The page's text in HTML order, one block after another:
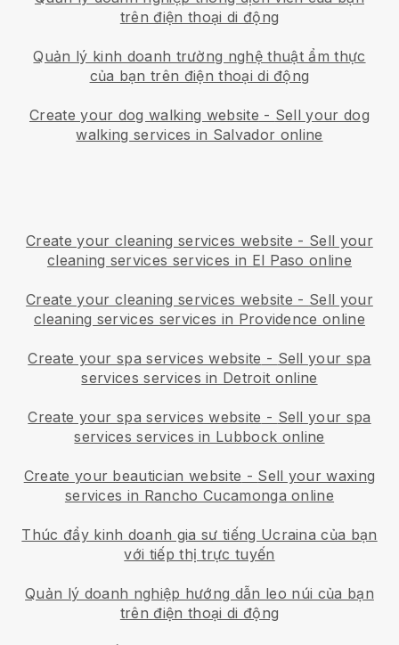
trên điện thoại di động
Quản lý kinh doanh trường nghệ thuật ẩm thực
của bạn trên điện thoại di động
Create your dog walking website - Sell your dog
walking services in Salvador online
Create your cleaning services website - Sell your
cleaning services services in El Paso online
Create your cleaning services website - Sell your
cleaning services services in Providence online
Create your spa services website - Sell your spa
services services in Detroit online
Create your spa services website - Sell your spa
services services in Lubbock online
Create your beautician website - Sell your waxing
services in Rancho Cucamonga online
Thúc đẩy kinh doanh gia sư tiếng Ucraina của bạn
với tiếp thị trực tuyến
Quản lý doanh nghiệp hướng dẫn leo núi của bạn
trên điện thoại di động